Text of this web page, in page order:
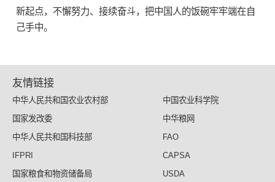
新起点，不懈努力、接续奋斗，把中国人的饭碗牢牢端在自
己手中。
友情链接
中华人民共和国农业农村部
中国农业科学院
国家发改委
中华粮网
中华人民共和国科技部
FAO
IFPRI
CAPSA
国家粮食和物资储备局
USDA